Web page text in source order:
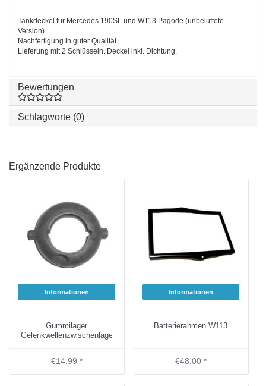
Tankdeckel für Mercedes 190SL und W113 Pagode (unbelüftete
Version).
Nachfertigung in guter Qualität.
Lieferung mit 2 Schlüsseln. Deckel inkl. Dichtung.
Bewertungen
Schlagworte (0)
Ergänzende Produkte
Informationen
Gummilager
Gelenkwellenzwischenlager
€14,99 *
Informationen
Batterierahmen W113
€48,00 *